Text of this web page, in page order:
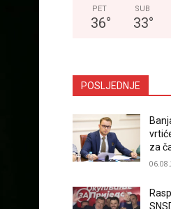
PET
36°
SUB
33°
POSLJEDNJE
za